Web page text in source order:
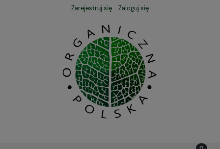
Zarejestruj się Zaloguj się